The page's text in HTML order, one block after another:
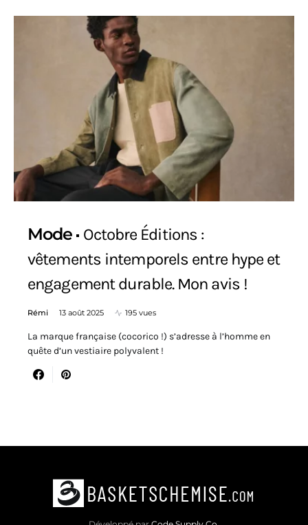
Mode
Octobre Éditions :
vêtements intemporels entre hype et
engagement durable. Mon avis !
Rémi 13 août 2025 195 vues
La marque française (cocorico !) s’adresse à l’homme en
quête d’un vestiaire polyvalent !